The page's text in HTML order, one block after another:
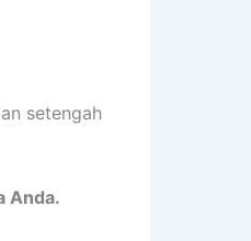
setengah
Anda.